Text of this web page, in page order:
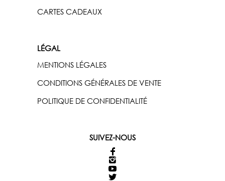
CARTES CADEAUX
LÉGAL
MENTIONS LÉGALES
CONDITIONS GÉNÉRALES DE VENTE
POLITIQUE DE CONFIDENTIALITÉ
SUIVEZ-NOUS